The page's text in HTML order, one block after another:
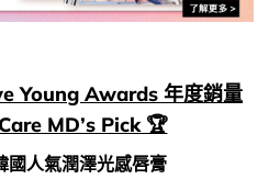
Young Awards 年度銷量
MD’s Pick 🏆
人氣潤澤光感唇膏